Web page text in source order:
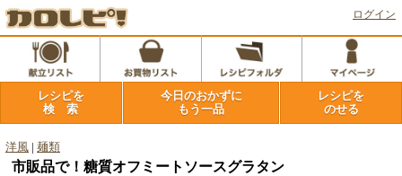
ログイン
レシピを
検 索
今日のおかずに
もう一品
レシピを
のせる
洋風 麺類
市販品で！糖質オフミートソースグラタン